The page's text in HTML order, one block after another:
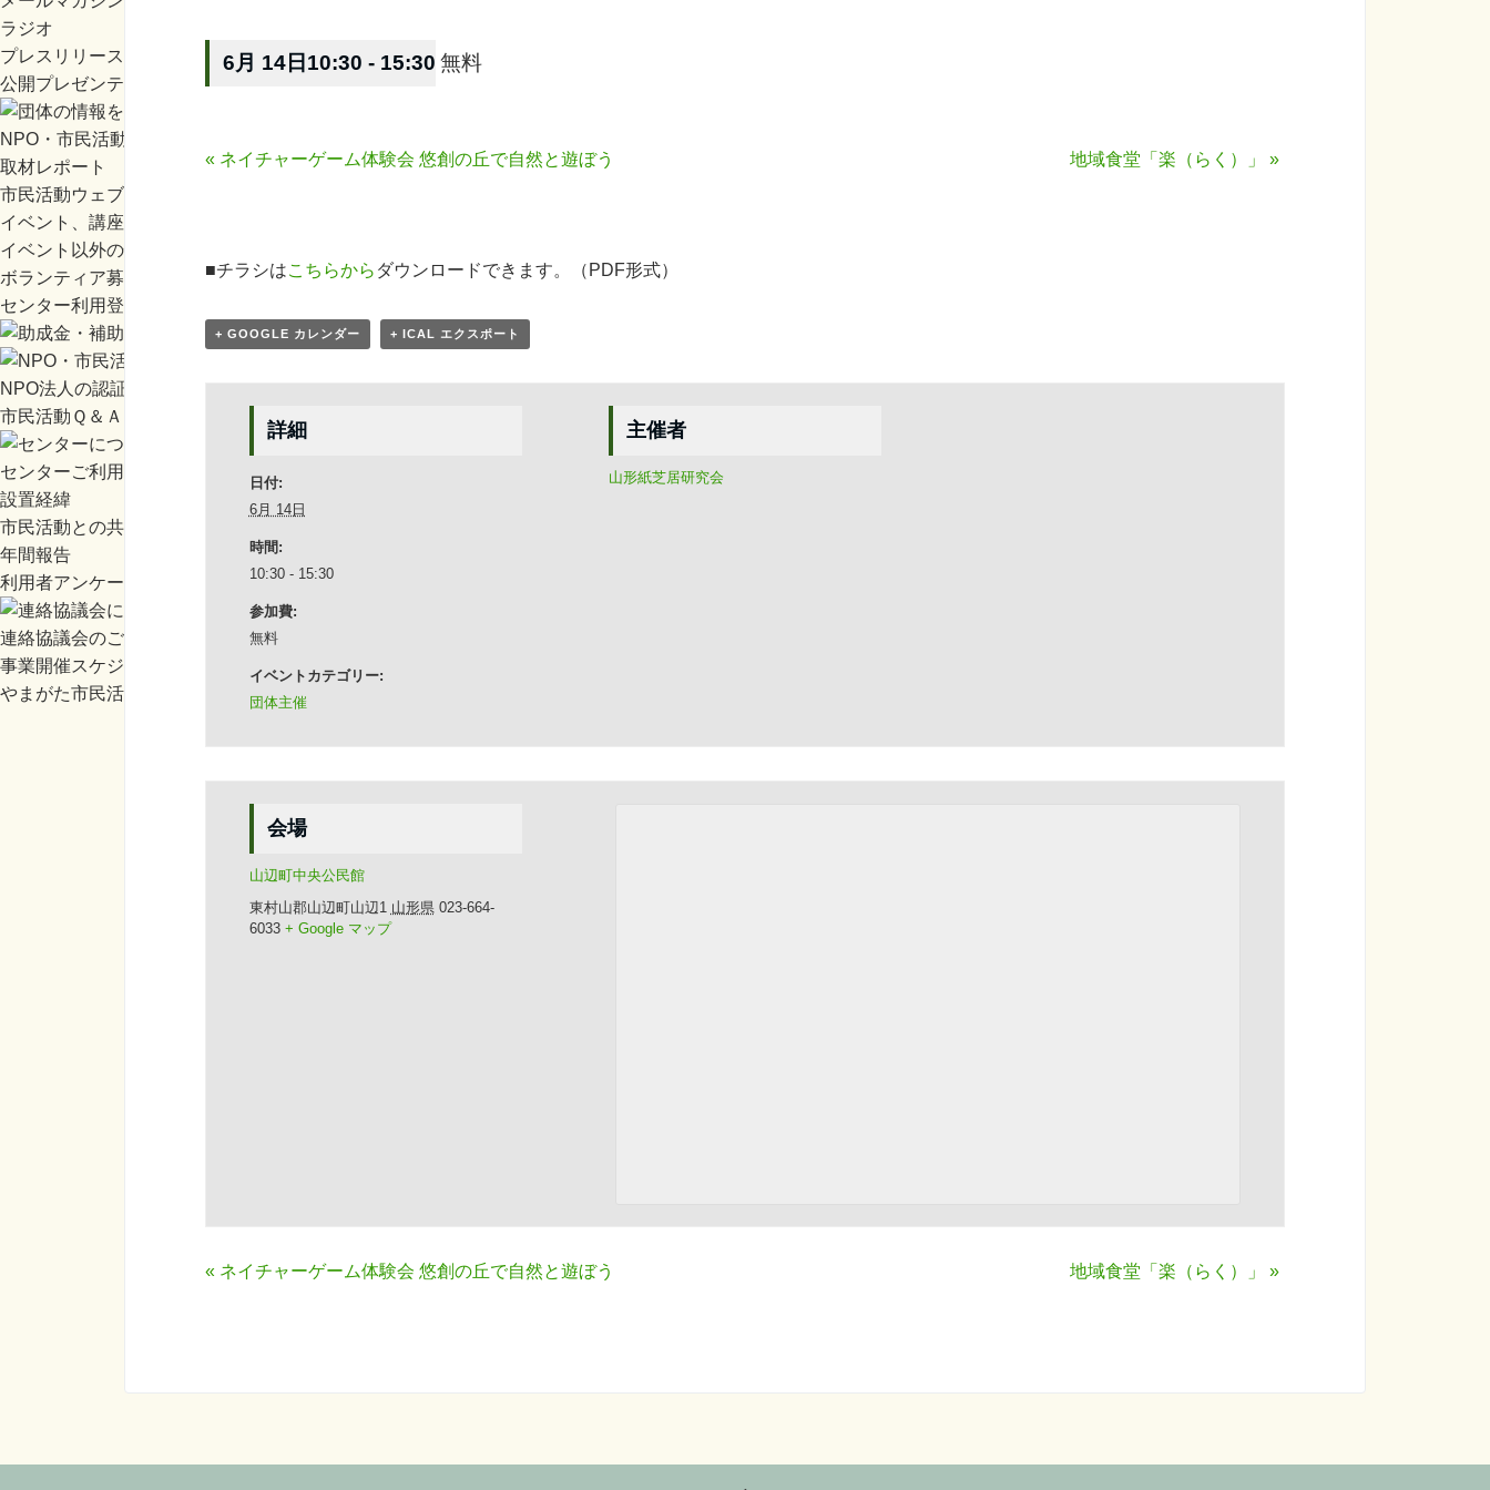
ラジオ
プレスリリース
公開プレゼンテーション
NPO・市民活動のご紹介
取材レポート
市民活動ウェブ動画
イベント、講座案内
イベント以外の情報
ボランティア募集
センター利用登録団体の情報（検索）
NPO法人の認証・申請
市民活動Ｑ＆Ａ
センターご利用案内
設置経緯
市民活動との共創指針
年間報告
利用者アンケート
連絡協議会のご紹介
事業開催スケジュール等
やまがた市民活動まつり
6月 14日10:30 - 15:30 無料
« ネイチャーゲーム体験会 悠創の丘で自然と遊ぼう 地域食堂「楽（らく）」 »
■チラシはこちらから ダウンロードできます。（PDF形式）
+ GOOGLE カレンダー + ICAL エクスポート
詳細
日付:
6月 14日
時間:
10:30 - 15:30
参加費:
無料
イベントカテゴリー:
団体主催
主催者
山形紙芝居研究会
会場
山辺町中央公民館
東村山郡山辺町山辺1 山形県 023-664-
6033 + Google マップ
« ネイチャーゲーム体験会 悠創の丘で自然と遊ぼう 地域食堂「楽（らく）」 »